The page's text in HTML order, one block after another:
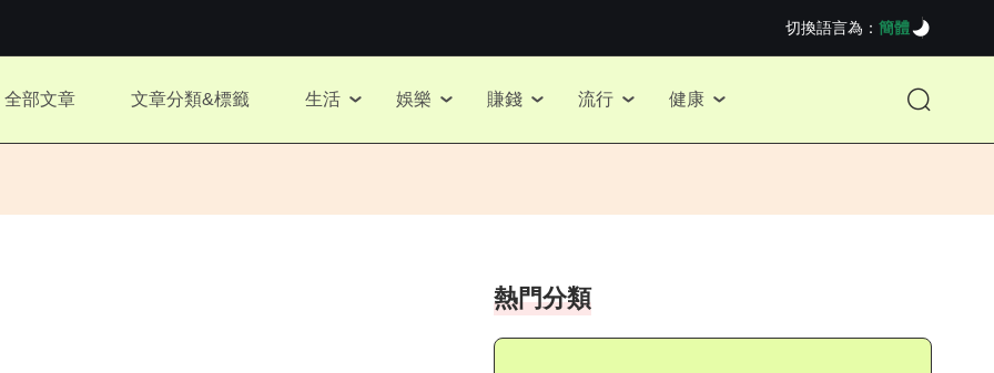
切換語言為： 簡體
全部文章 文章分類&標籤 生活 娛樂 賺錢 流行 健康
熱門分類